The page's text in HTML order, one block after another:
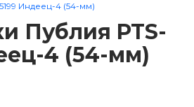
Индеец-4 (54-мм)
Публия PTS-
4 (54-мм)